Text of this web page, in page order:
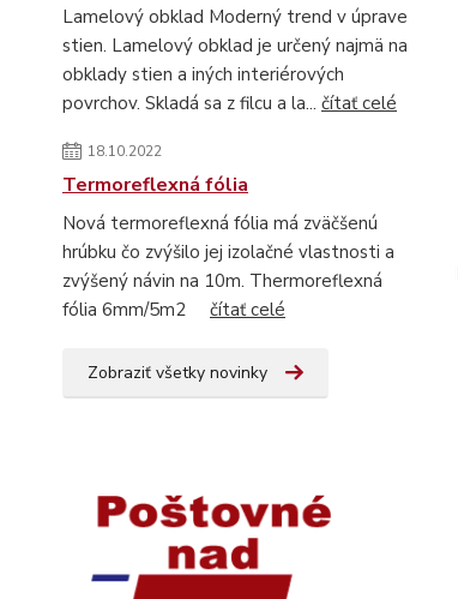
Lamelový obklad Moderný trend v úprave
stien. Lamelový obklad je určený najmä na
obklady stien a iných interiérových
povrchov. Skladá sa z filcu a la... čítať celé
18.10.2022
Termoreflexná fólia
Nová termoreflexná fólia má zväčšenú
hrúbku čo zvýšilo jej izolačné vlastnosti a
zvýšený návin na 10m. Thermoreflexná
fólia 6mm/5m2 čítať celé
Zobraziť všetky novinky